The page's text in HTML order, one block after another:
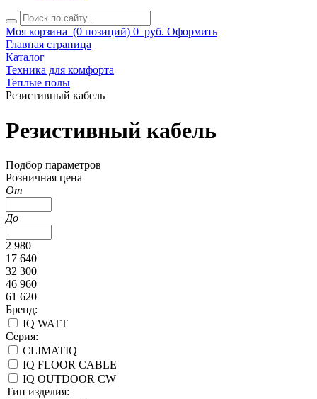
Моя корзина (0 позиций) 0 руб. Оформить
Главная страница
Каталог
Техника для комфорта
Теплые полы
Резистивный кабель
Резистивный кабель
Подбор параметров
Розничная цена
От
До
2 980
17 640
32 300
46 960
61 620
Бренд:
IQ WATT
Серия:
CLIMATIQ
IQ FLOOR CABLE
IQ OUTDOOR CW
Тип изделия: